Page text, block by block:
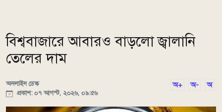
বিশ্ববাজারে আবারও বাড়লো জ্বালানি
তেলের দাম
অনলাইন ডেস্ক
প্রকাশ: ০৭ আগস্ট, ২০২৬, ০৯:৫৬
অ+ অ- অ